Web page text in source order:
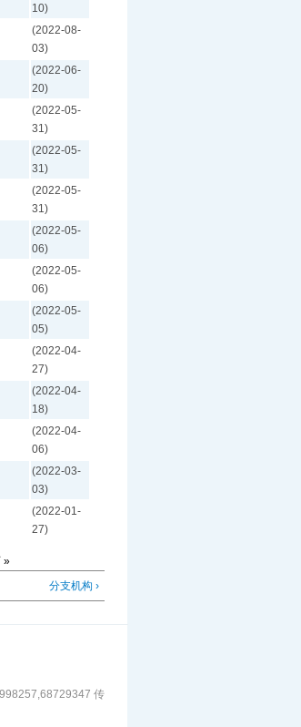
10)
(2022-08-
03)
(2022-06-
20)
(2022-05-
31)
(2022-05-
31)
(2022-05-
31)
(2022-05-
06)
(2022-05-
06)
(2022-05-
05)
(2022-04-
27)
(2022-04-
18)
(2022-04-
06)
(2022-03-
03)
(2022-01-
27)
»
分支机构 ›
传